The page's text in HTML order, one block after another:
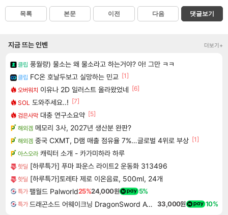
목록 본문 이전 다음 댓글보기
지금 뜨는 인벤 더보기+
클립 풍월량) 물소는 왜 물소라고 하는거야? 아! 그만 ㅋㅋ
클립 FC온 호날두보고 실망하는 민교 [1]
오버워치 이유나 2D 일러스트 올라왔었네 [6]
SOL 도와주세요..! [7]
검은사막 대충 연구소요약 [5]
해외겜 메모리 3사, 2027년 생산분 완판?
해외겜 중국 CXMT, D램 매출 점유율 7%…글로벌 4위로 부상 [1]
아스오라 캐릭터 소개 - 카가미하라 하루
핫딜 [하루특가] 푸마 파운스 라이트2 운동화 313496
핫딜 [하루특가]토레타 제로 이온음료, 500ml, 24개
특가 팰월드 Palworld25%24,000원 5%
특가 드래곤소드 어웨이크닝 DragonSword Awakening 33,000원 10%